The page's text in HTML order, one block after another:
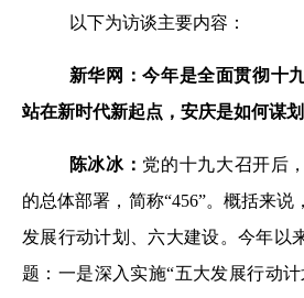
以下为访谈主要内容：
新华网：今年是全面贯彻十
站在新时代新起点，安庆是如何谋
陈冰冰： 党的十九大召开后
的总体部署，简称“456”。概括来说
发展行动计划、六大建设。今年以
题：一是深入实施“五大发展行动